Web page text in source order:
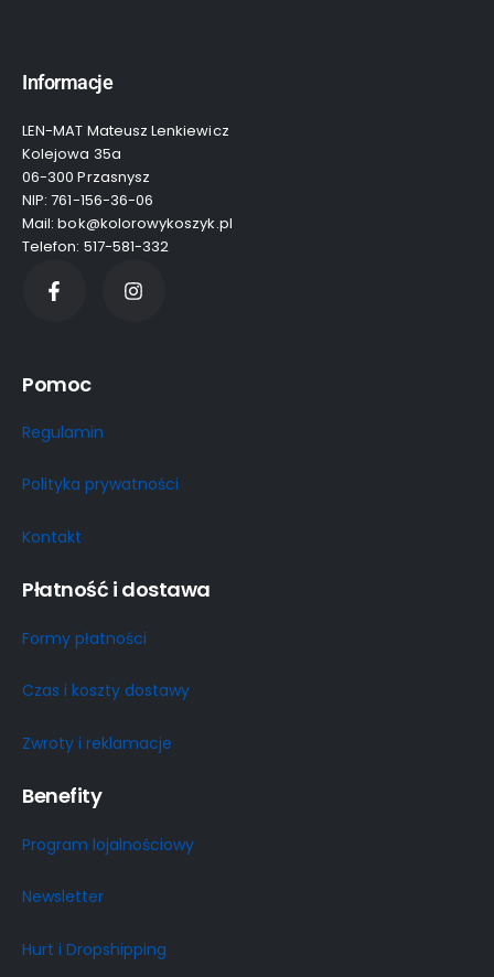
Informacje
LEN-MAT Mateusz Lenkiewicz
Kolejowa 35a
06-300 Przasnysz
NIP: 761-156-36-06
Mail: bok@kolorowykoszyk.pl
Telefon: 517-581-332
Pomoc
Regulamin
Polityka prywatności
Kontakt
Płatność i dostawa
Formy płatności
Czas i koszty dostawy
Zwroty i reklamacje
Benefity
Program lojalnościowy
Newsletter
Hurt i Dropshipping